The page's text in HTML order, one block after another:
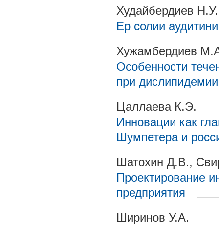
Худайбердиев
Ер солии
Хужамбердиев
Особенности
при дислипидемии
Цаллаева К.Э.
Инновации как
Шумпетера и
Шатохин Д.В.,
Проектирование
предприятия
Ширинов У.А.